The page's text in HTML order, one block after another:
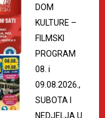
DOM
KULTURE –
FILMSKI
PROGRAM
08. i
09.08.2026.,
SUBOTA I
NEDJELJA U